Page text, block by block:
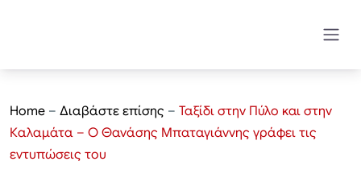
Home – Διαβάστε επίσης – Ταξίδι στην Πύλο και στην
Καλαμάτα – Ο Θανάσης Μπαταγιάννης γράφει τις
εντυπώσεις του